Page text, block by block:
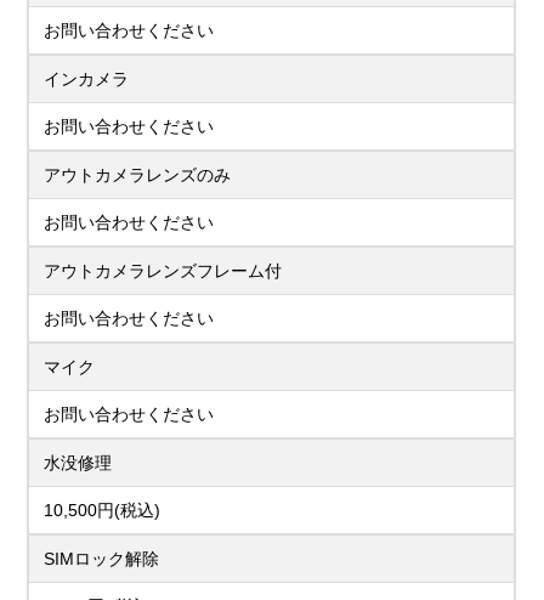
お問い合わせください
インカメラ
お問い合わせください
アウトカメラレンズのみ
お問い合わせください
アウトカメラレンズフレーム付
お問い合わせください
マイク
お問い合わせください
水没修理
10,500円(税込)
SIMロック解除